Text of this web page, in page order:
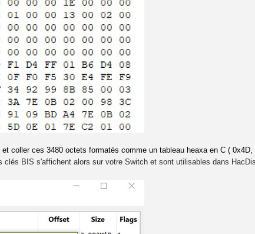
et coller ces 3480 octets formatés comme un tableau heaxa en C ( 0x4D,
BIS s'affichent alors sur votre Switch et sont utilisables dans